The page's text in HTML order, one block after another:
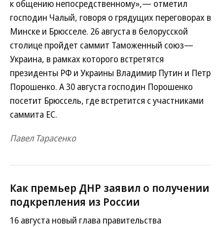
к общению непосредственному»,— отметил
господин Чалый, говоря о грядущих переговорах в
Минске и Брюсселе. 26 августа в белорусской
столице пройдет саммит Таможенный союз—
Украина, в рамках которого встретятся
президенты РФ и Украины Владимир Путин и Петр
Порошенко. А 30 августа господин Порошенко
посетит Брюссель, где встретится с участниками
саммита ЕС.
Павел Тарасенко
Как премьер ДНР заявил о получении
подкрепления из России
16 августа новый глава правительства